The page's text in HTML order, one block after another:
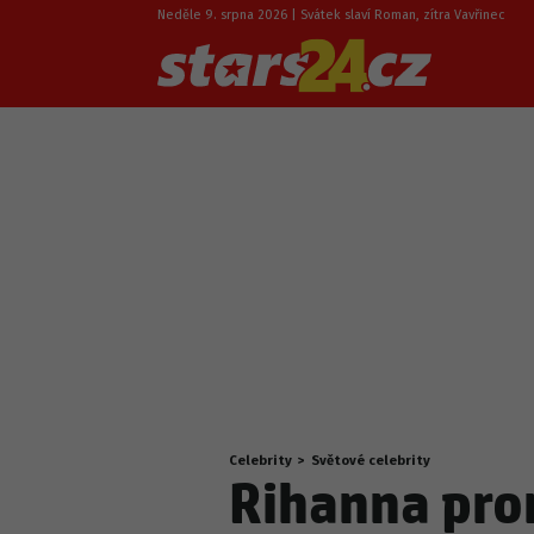
Neděle 9. srpna 2026 | Svátek slaví Roman, zítra Vavřinec
Nacházíte
se
zde:
Celebrity > Světové celebrity
Rihanna